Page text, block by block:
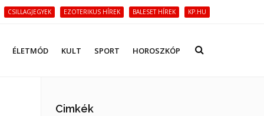
CSILLAGJEGYEK EZOTERIKUS HÍREK BALESET HÍREK KP.HU
ÉLETMÓD KULT SPORT HOROSZKÓP
Cimkék